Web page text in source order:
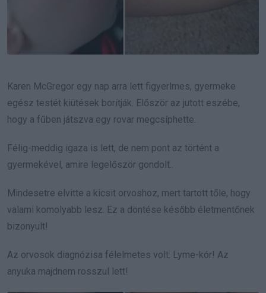
Karen McGregor egy nap arra lett figyerlmes, gyermeke
egész testét kiütések borítják. Először az jutott eszébe,
hogy a fűben játszva egy rovar megcsíphette.
Félig-meddig igaza is lett, de nem pont az történt a
gyermekével, amire legelőször gondolt..
Mindesetre elvitte a kicsit orvoshoz, mert tartott tőle, hogy
valami komolyabb lesz. Ez a döntése később életmentőnek
bizonyult!
Az orvosok diagnózisa félelmetes volt: Lyme-kór! Az
anyuka majdnem rosszul lett!